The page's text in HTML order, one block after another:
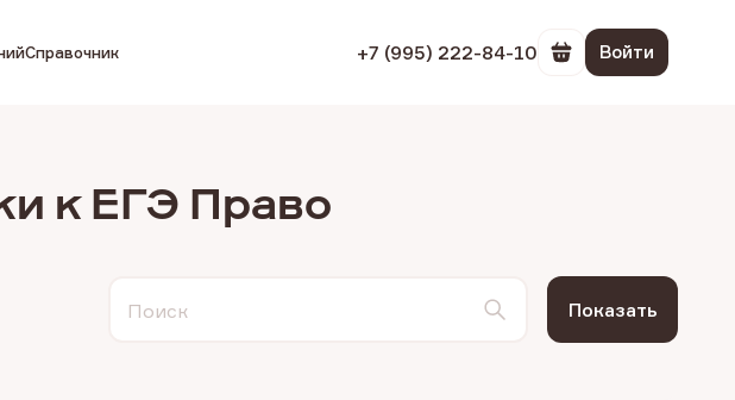
Справочник +7 (995) 222-84-10 Перейти в
Войти
к ЕГЭ Право
Поиск Показать